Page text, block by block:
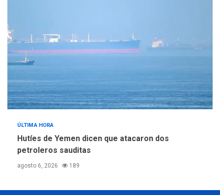
ÚLTIMA HORA
Hutíes de Yemen dicen que atacaron dos
petroleros sauditas
agosto 6, 2026 189